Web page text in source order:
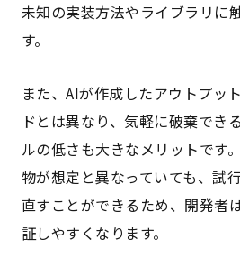
未知の実装方法やライブラリに
す。
また、AIが作成したアウトプッ
ドとは異なり、気軽に破棄でき
ルの低さも大きなメリットです
物が想定と異なっていても、試
直すことができるため、開発者
証しやすくなります。